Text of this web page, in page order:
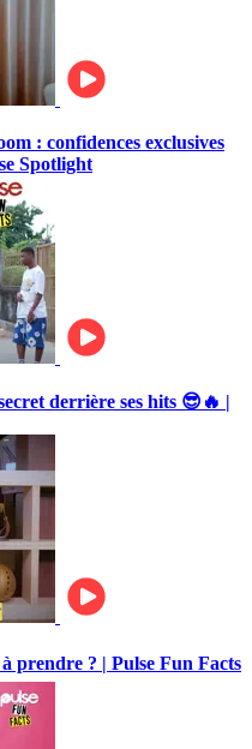
: confidences exclusives
Spotlight
derrière ses hits 😎🔥 |
prendre ? | Pulse Fun Facts